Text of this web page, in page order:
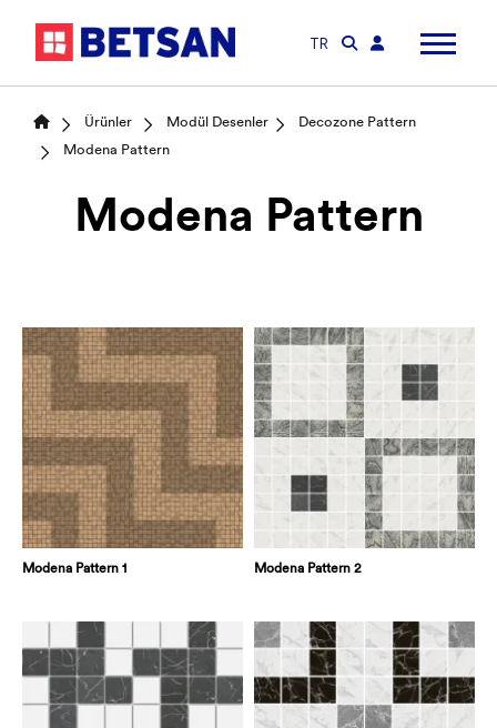
TR
Ürünler Modül Desenler
Decozone Pattern
Modena Pattern
Modena Pattern
Modena Pattern 1 Modena Pattern 2